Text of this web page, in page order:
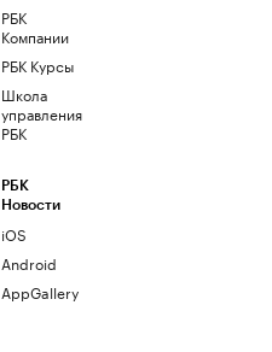
РБК
Компании
РБК Курсы
Школа
управления
РБК
РБК
Новости
iOS
Android
AppGallery